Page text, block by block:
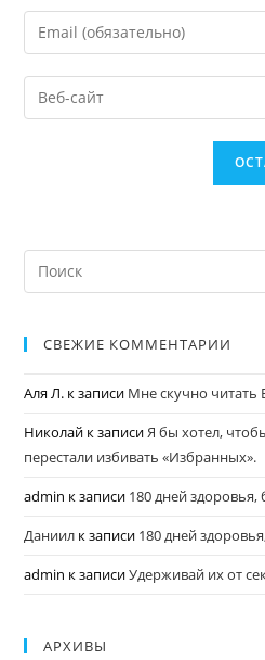
СВЕЖИЕ КОММЕНТАРИИ
Аля Л. к записи Мне скучно
Николай к записиЯ бы хотел,
перестали избивать «Избранных».
admin к записи 180 дней здоровья,
Даниил к записи 180 дней
admin к записиУдерживай их от
АРХИВЫ